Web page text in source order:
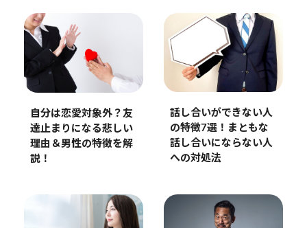
自分は恋愛対象外？友
達止まりになる悲しい
理由＆男性の特徴を解
説！
話し合いができない人
の特徴7選！まともな
話し合いにならない人
への対処法